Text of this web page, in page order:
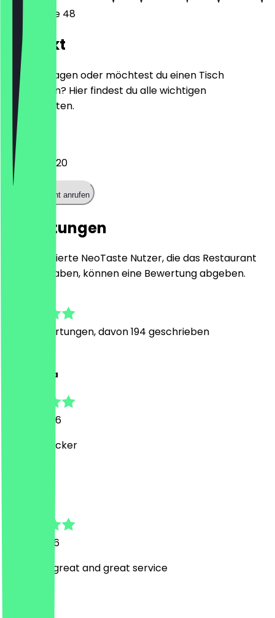
Kantstraße 48
Kontakt
Hast du Fragen oder möchtest du einen Tisch
reservieren? Hier findest du alle wichtigen
Kontaktdaten.
Telefon
03031489020
Restaurant anrufen
Bewertungen
Nur registrierte NeoTaste Nutzer, die das Restaurant
besucht haben, können eine Bewertung abgeben.
Bewertungen, davon 194 geschrieben
Alina-Maria
29. Juli 2026
Megaaa lecker
17. Juli 2026
Food was great and great service